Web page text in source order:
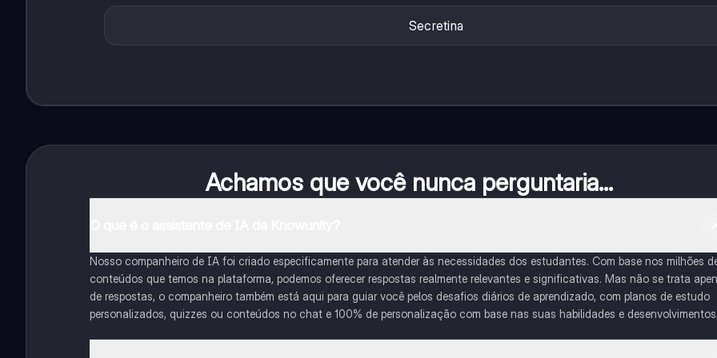
Secretina
Achamos que você nunca perguntaria...
Nosso companheiro de IA foi criado especificamente para atender às necessidades dos estudantes. Com base nos milhões
conteúdos que temos na plataforma, podemos oferecer respostas realmente relevantes e significativas. Mas não se trata
de respostas, o companheiro também está aqui para guiar você pelos desafios diários de aprendizado, com planos de estudo
personalizados, quizzes ou conteúdos no chat e 100% de personalização com base nas suas habilidades e desenvolvimentos.